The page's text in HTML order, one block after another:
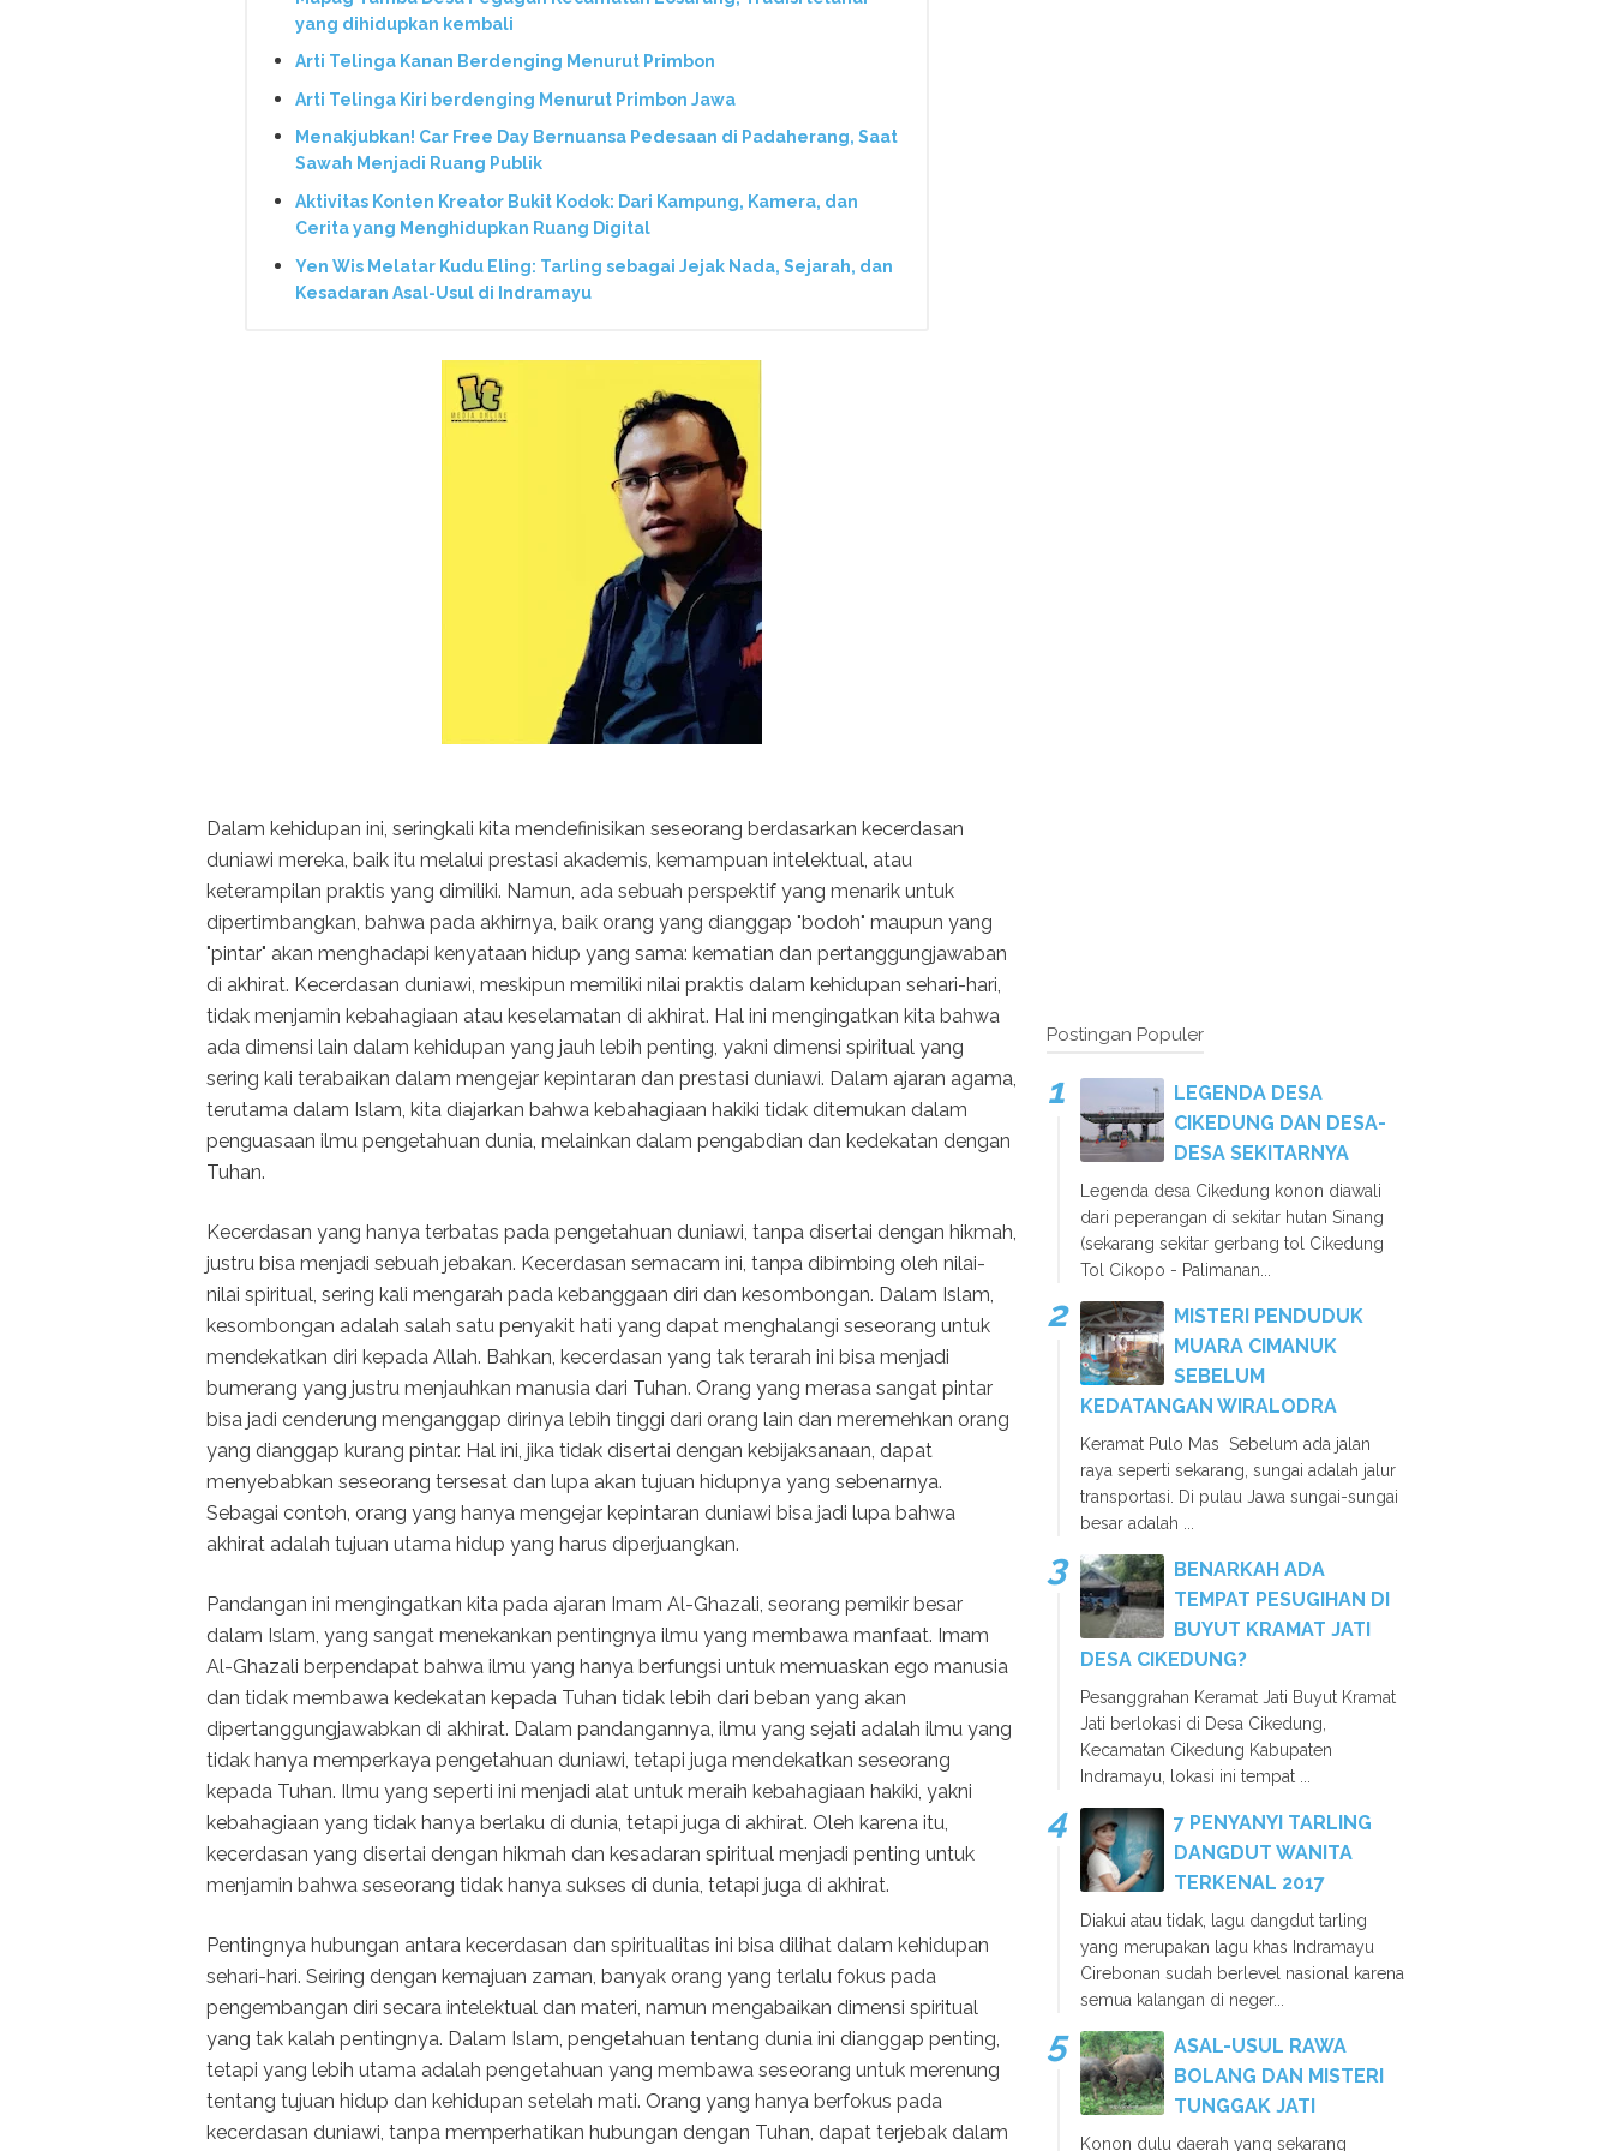
yang dihidupkan kembali
Arti Telinga Kanan Berdenging Menurut Primbon
Arti Telinga Kiri berdenging Menurut Primbon Jawa
Menakjubkan! Car Free Day Bernuansa Pedesaan di Padaherang, Saat
Sawah Menjadi Ruang Publik
Aktivitas Konten Kreator Bukit Kodok: Dari Kampung, Kamera, dan
Cerita yang Menghidupkan Ruang Digital
Yen Wis Melatar Kudu Eling: Tarling sebagai Jejak Nada, Sejarah, dan
Kesadaran Asal-Usul di Indramayu
Dalam kehidupan ini, seringkali kita mendefinisikan seseorang berdasarkan kecerdasan
duniawi mereka, baik itu melalui prestasi akademis, kemampuan intelektual, atau
keterampilan praktis yang dimiliki. Namun, ada sebuah perspektif yang menarik untuk
dipertimbangkan, bahwa pada akhirnya, baik orang yang dianggap "bodoh" maupun yang
"pintar" akan menghadapi kenyataan hidup yang sama: kematian dan pertanggungjawaban
di akhirat. Kecerdasan duniawi, meskipun memiliki nilai praktis dalam kehidupan sehari-hari,
tidak menjamin kebahagiaan atau keselamatan di akhirat. Hal ini mengingatkan kita bahwa
ada dimensi lain dalam kehidupan yang jauh lebih penting, yakni dimensi spiritual yang
sering kali terabaikan dalam mengejar kepintaran dan prestasi duniawi. Dalam ajaran agama,
terutama dalam Islam, kita diajarkan bahwa kebahagiaan hakiki tidak ditemukan dalam
penguasaan ilmu pengetahuan dunia, melainkan dalam pengabdian dan kedekatan dengan
Tuhan.
Kecerdasan yang hanya terbatas pada pengetahuan duniawi, tanpa disertai dengan hikmah,
justru bisa menjadi sebuah jebakan. Kecerdasan semacam ini, tanpa dibimbing oleh nilai-
nilai spiritual, sering kali mengarah pada kebanggaan diri dan kesombongan. Dalam Islam,
kesombongan adalah salah satu penyakit hati yang dapat menghalangi seseorang untuk
mendekatkan diri kepada Allah. Bahkan, kecerdasan yang tak terarah ini bisa menjadi
bumerang yang justru menjauhkan manusia dari Tuhan. Orang yang merasa sangat pintar
bisa jadi cenderung menganggap dirinya lebih tinggi dari orang lain dan meremehkan orang
yang dianggap kurang pintar. Hal ini, jika tidak disertai dengan kebijaksanaan, dapat
menyebabkan seseorang tersesat dan lupa akan tujuan hidupnya yang sebenarnya.
Sebagai contoh, orang yang hanya mengejar kepintaran duniawi bisa jadi lupa bahwa
akhirat adalah tujuan utama hidup yang harus diperjuangkan.
Pandangan ini mengingatkan kita pada ajaran Imam Al-Ghazali, seorang pemikir besar
dalam Islam, yang sangat menekankan pentingnya ilmu yang membawa manfaat. Imam
Al-Ghazali berpendapat bahwa ilmu yang hanya berfungsi untuk memuaskan ego manusia
dan tidak membawa kedekatan kepada Tuhan tidak lebih dari beban yang akan
dipertanggungjawabkan di akhirat. Dalam pandangannya, ilmu yang sejati adalah ilmu yang
tidak hanya memperkaya pengetahuan duniawi, tetapi juga mendekatkan seseorang
kepada Tuhan. Ilmu yang seperti ini menjadi alat untuk meraih kebahagiaan hakiki, yakni
kebahagiaan yang tidak hanya berlaku di dunia, tetapi juga di akhirat. Oleh karena itu,
kecerdasan yang disertai dengan hikmah dan kesadaran spiritual menjadi penting untuk
menjamin bahwa seseorang tidak hanya sukses di dunia, tetapi juga di akhirat.
Pentingnya hubungan antara kecerdasan dan spiritualitas ini bisa dilihat dalam kehidupan
sehari-hari. Seiring dengan kemajuan zaman, banyak orang yang terlalu fokus pada
pengembangan diri secara intelektual dan materi, namun mengabaikan dimensi spiritual
yang tak kalah pentingnya. Dalam Islam, pengetahuan tentang dunia ini dianggap penting,
tetapi yang lebih utama adalah pengetahuan yang membawa seseorang untuk merenung
tentang tujuan hidup dan kehidupan setelah mati. Orang yang hanya berfokus pada
kecerdasan duniawi, tanpa memperhatikan hubungan dengan Tuhan, dapat terjebak dalam
Postingan Populer
LEGENDA DESA
CIKEDUNG DAN DESA-
DESA SEKITARNYA
Legenda desa Cikedung konon diawali
dari peperangan di sekitar hutan Sinang
(sekarang sekitar gerbang tol Cikedung
Tol Cikopo - Palimanan...
MISTERI PENDUDUK
MUARA CIMANUK
SEBELUM
KEDATANGAN WIRALODRA
Keramat Pulo Mas Sebelum ada jalan
raya seperti sekarang, sungai adalah jalur
transportasi. Di pulau Jawa sungai-sungai
besar adalah ...
BENARKAH ADA
TEMPAT PESUGIHAN DI
BUYUT KRAMAT JATI
DESA CIKEDUNG?
Pesanggrahan Keramat Jati Buyut Kramat
Jati berlokasi di Desa Cikedung,
Kecamatan Cikedung Kabupaten
Indramayu, lokasi ini tempat ...
7 PENYANYI TARLING
DANGDUT WANITA
TERKENAL 2017
Diakui atau tidak, lagu dangdut tarling
yang merupakan lagu khas Indramayu
Cirebonan sudah berlevel nasional karena
semua kalangan di neger...
ASAL-USUL RAWA
BOLANG DAN MISTERI
TUNGGAK JATI
Konon dulu daerah yang sekarang